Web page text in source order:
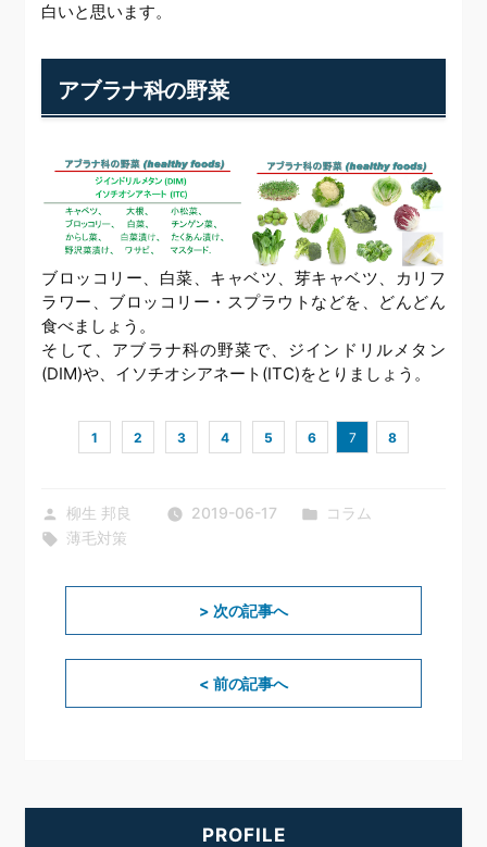
白いと思います。
アブラナ科の野菜
ブロッコリー、白菜、キャベツ、芽キャベツ、カリフ
ラワー、ブロッコリー・スプラウトなどを、どんどん
食べましょう。
そして、アブラナ科の野菜で、ジインドリルメタン
(DIM)や、イソチオシアネート(ITC)をとりましょう。
1 2 3 4 5 6 7 8
投
稿
柳生 邦良 2019-06-17
カ
リ
コラム
タ
薄毛対策
前
の
< 前の記事へ
次
の
投
稿:
> 次の記事へ
PROFILE